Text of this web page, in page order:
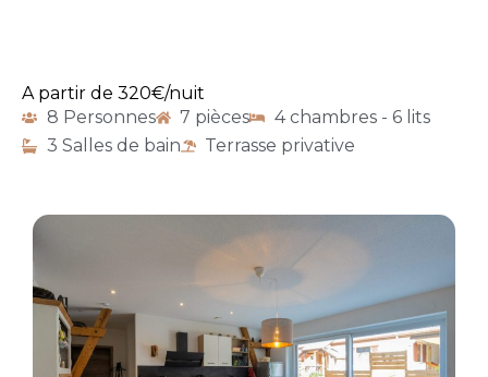
A partir de 320€/nuit
8 Personnes
7 pièces
4 chambres - 6 lits
3 Salles de bain
Terrasse privative